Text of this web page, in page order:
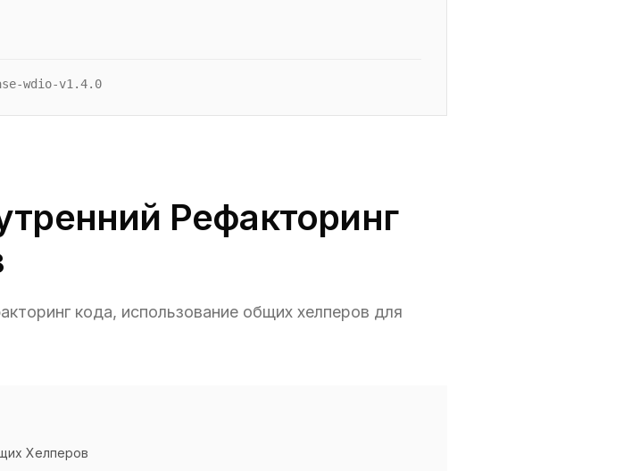
wdio-v1.4.0
Рефакторинг
кода, использование общих хелперов для
Хелперов